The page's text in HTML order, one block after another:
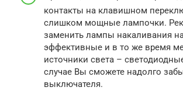
контакты на клавишном
слишком мощные лампочки.
заменить лампы накаливания
эффективные и в то же время
источники света –
случае Вы сможете надолго
выключателя.